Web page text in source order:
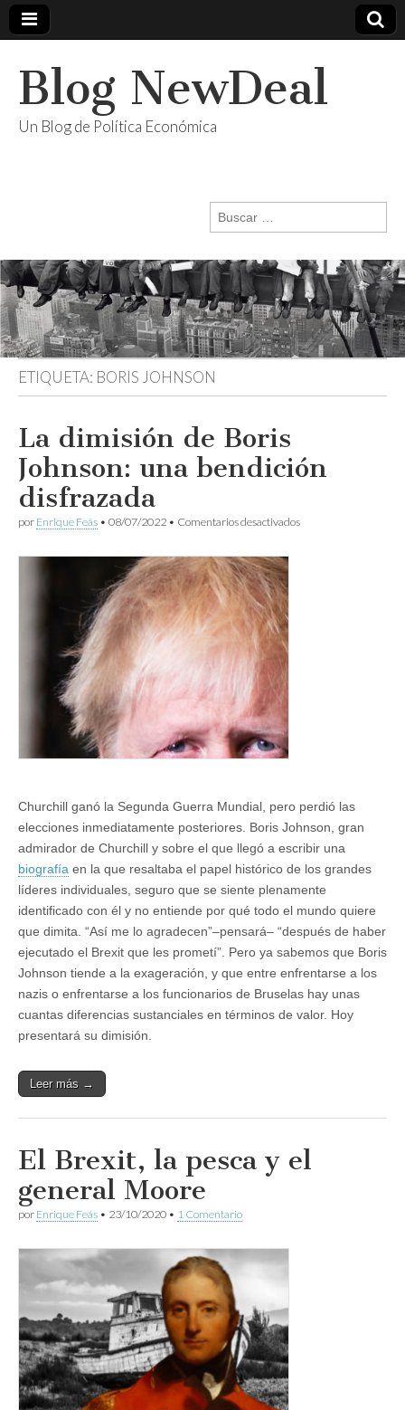
Blog NewDeal
Un Blog de Política Económica
Buscar:
ETIQUETA: BORIS JOHNSON
La dimisión de Boris
Johnson: una bendición
disfrazada
por Enrique Feás • 08/07/2022 • Comentarios desactivadosen
Churchill ganó la Segunda Guerra Mundial, pero perdió las
elecciones inmediatamente posteriores. Boris Johnson, gran
admirador de Churchill y sobre el que llegó a escribir una
biografía en la que resaltaba el papel histórico de los grandes
líderes individuales, seguro que se siente plenamente
identificado con él y no entiende por qué todo el mundo quiere
que dimita. “Así me lo agradecen”–pensará– “después de haber
ejecutado el Brexit que les prometí”. Pero ya sabemos que Boris
Johnson tiende a la exageración, y que entre enfrentarse a los
nazis o enfrentarse a los funcionarios de Bruselas hay unas
cuantas diferencias sustanciales en términos de valor. Hoy
presentará su dimisión.
Leer más →
El Brexit, la pesca y el
general Moore
por Enrique Feás • 23/10/2020 • 1 Comentario